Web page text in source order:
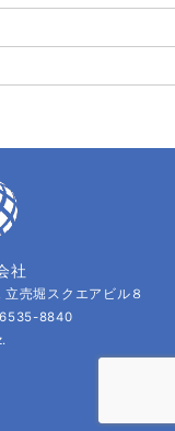
社
売堀スクエアビル８
8840